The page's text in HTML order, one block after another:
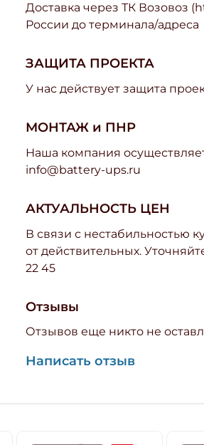
Доставка через ТК Возовоз
России до терминала/адреса
ЗАЩИТА ПРОЕКТА
У нас действует защита
МОНТАЖ и ПНР
Наша компания
info@battery-ups.ru
АКТУАЛЬНОСТЬ ЦЕН
В связи с нестабильностью
от действительных.
22 45
Отзывы
Отзывов еще никто не
Написать отзыв